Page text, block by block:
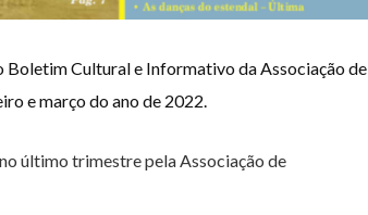
Boletim Cultural e Informativo da Associação de
e março do ano de 2022.
último trimestre pela Associação de